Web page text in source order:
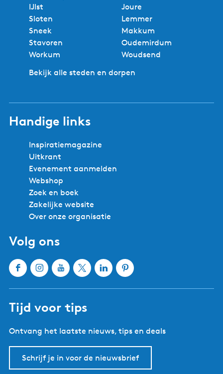
IJlst
Joure
Sloten
Lemmer
Sneek
Makkum
Stavoren
Oudemirdum
Workum
Woudsend
Bekijk alle steden en dorpen
Handige links
Inspiratiemagazine
Uitkrant
Evenement aanmelden
Webshop
Zoek en boek
Zakelijke website
Over onze organisatie
Volg ons
F
e
o
o
W
I
t
g
r
a
m
Y
T
b
e
W
a
X
t
r
l
a
n
L
d
I
n
W
P
r
e
s
t
Tijd voor tips
Ontvang het laatste nieuws, tips en deals
Schrijf je in voor de nieuwsbrief